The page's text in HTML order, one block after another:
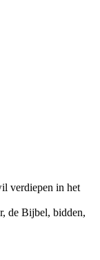
verdiepen in het
de Bijbel, bidden,